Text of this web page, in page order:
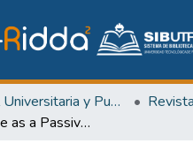
Editorial Universitaria y Publicaciones Seriadas
Phase Change as a Passive Strategy: Evaluation of the Thermal-energy Performance in Buildings in Panama